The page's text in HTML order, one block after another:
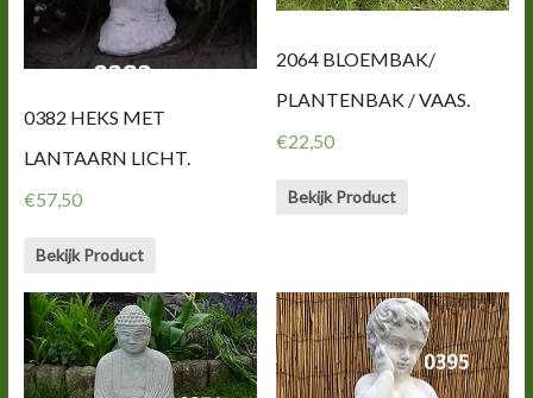
0382 HEKS MET
LANTAARN LICHT.
€57,50
Bekijk Product
2064 BLOEMBAK/
PLANTENBAK / VAAS.
€22,50
Bekijk Product